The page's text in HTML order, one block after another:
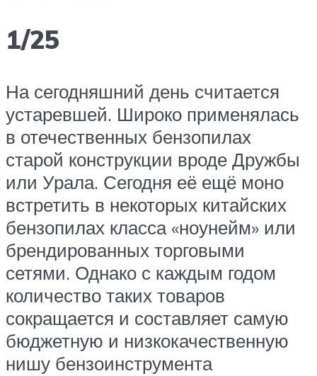
1/25
На сегодняшний день считается
устаревшей. Широко применялась
в отечественных бензопилах
старой конструкции вроде Дружбы
или Урала. Сегодня её ещё моно
встретить в некоторых китайских
бензопилах класса «ноунейм» или
брендированных торговыми
сетями. Однако с каждым годом
количество таких товаров
сокращается и составляет самую
бюджетную и низкокачественную
нишу бензоинструмента